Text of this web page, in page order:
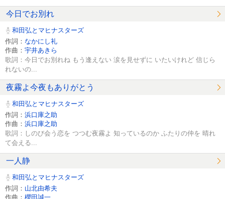
今日でお別れ
和田弘とマヒナスターズ
作詞： なかにし礼
作曲： 宇井あきら
歌詞：今日でお別れね もう逢えない 涙を見せずに いたいけれど 信じら
れないの...
夜霧よ今夜もありがとう
和田弘とマヒナスターズ
作詞： 浜口庫之助
作曲： 浜口庫之助
歌詞：しのび会う恋を つつむ夜霧よ 知っているのか ふたりの仲を 晴れ
て会える...
一人静
和田弘とマヒナスターズ
作詞： 山北由希夫
作曲： 櫻田誠一